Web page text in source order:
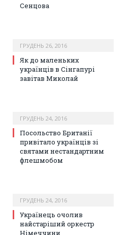
Сенцова
ГРУДЕНЬ 26, 2016
Як до маленьких
українців в Сінгапурі
завітав Миколай
ГРУДЕНЬ 24, 2016
Посольство Британії
привітало українців зі
святами нестандартним
флешмобом
ГРУДЕНЬ 24, 2016
Українець очолив
найстаріший оркестр
Німеччини